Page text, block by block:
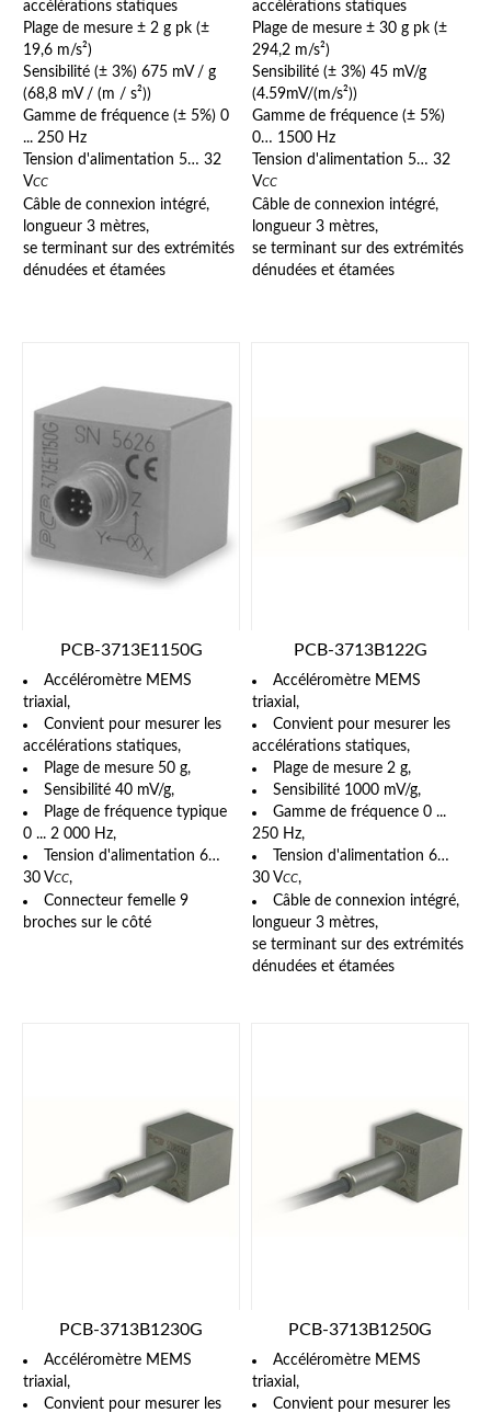
accélérations statiques
Plage de mesure ± 2 g pk (±
19,6 m/s²)
Sensibilité (± 3%) 675 mV / g
(68,8 mV / (m / s²))
Gamme de fréquence (± 5%) 0
... 250 Hz
Tension d'alimentation 5… 32
VCC
Câble de connexion intégré,
longueur 3 mètres,
se terminant sur des extrémités
dénudées et étamées
accélérations statiques
Plage de mesure ± 30 g pk (±
294,2 m/s²)
Sensibilité (± 3%) 45 mV/g
(4.59mV/(m/s²))
Gamme de fréquence (± 5%)
0… 1500 Hz
Tension d'alimentation 5… 32
VCC
Câble de connexion intégré,
longueur 3 mètres,
se terminant sur des extrémités
dénudées et étamées
PCB-3713E1150G
Accéléromètre MEMS
triaxial,
Convient pour mesurer les
accélérations statiques,
Plage de mesure 50 g,
Sensibilité 40 mV/g,
Plage de fréquence typique
0 ... 2 000 Hz,
Tension d'alimentation 6…
30 VCC,
Connecteur femelle 9
broches sur le côté
PCB-3713B122G
Accéléromètre MEMS
triaxial,
Convient pour mesurer les
accélérations statiques,
Plage de mesure 2 g,
Sensibilité 1000 mV/g,
Gamme de fréquence 0 ...
250 Hz,
Tension d'alimentation 6…
30 VCC,
Câble de connexion intégré,
longueur 3 mètres,
se terminant sur des extrémités
dénudées et étamées
PCB-3713B1230G
Accéléromètre MEMS
triaxial,
Convient pour mesurer les
PCB-3713B1250G
Accéléromètre MEMS
triaxial,
Convient pour mesurer les